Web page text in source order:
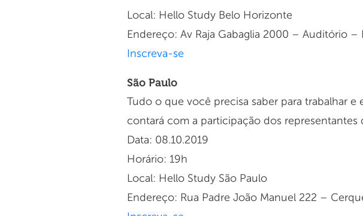
Local: Hello Study Belo Horizonte
Endereço: Av Raja Gabaglia 2000 – Auditório –
Inscreva-se
São Paulo
Tudo o que você precisa saber para trabalhar
contará com a participação dos representantes
Data: 08.10.2019
Horário: 19h
Local: Hello Study São Paulo
Endereço: Rua Padre João Manuel 222 –